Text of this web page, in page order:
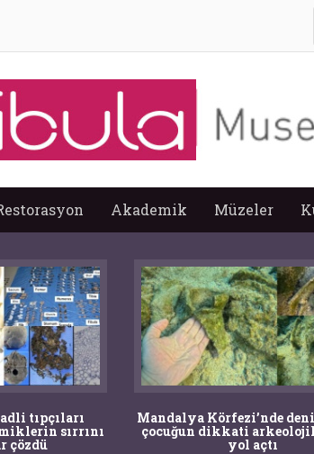
Akademik Müzeler
tıpçıları
sırrını
çözdü
Mandalya Körfezi’nde
çocuğun dikkati
yol açtı